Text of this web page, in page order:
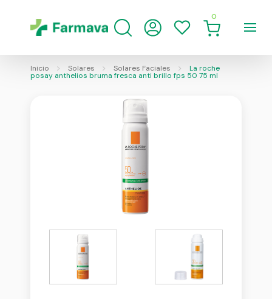
0
Inicio Solares Solares Faciales La roche
posay anthelios bruma fresca anti brillo fps 50 75 ml